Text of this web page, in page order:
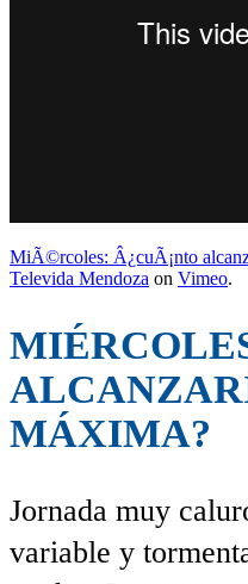
MiÃ©rcoles: Â¿cuÃ¡nto
Televida Mendoza on Vimeo.
MÁXIMA?
Jornada muy
variable y